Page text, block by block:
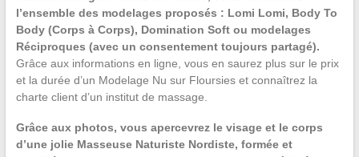
l’ensemble des modelages proposés : Lomi Lomi, Body To
Body (Corps à Corps), Domination Soft ou modelages
Réciproques (avec un consentement toujours partagé).
Grâce aux informations en ligne, vous en saurez plus sur le prix
et la durée d’un Modelage Nu sur Floursies et connaîtrez la
charte client d’un institut de massage.
Grâce aux photos, vous apercevrez le visage et le corps
d’une jolie Masseuse Naturiste Nordiste, formée et